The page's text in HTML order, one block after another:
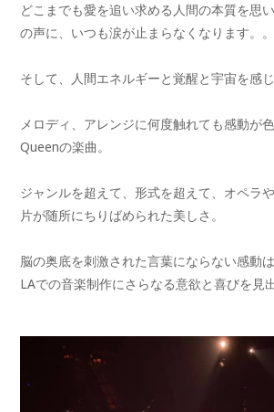
どこまでも愛を追い求める人間の本質を思
の声に、いつも涙が止まらなくなります。。
そして、人間エネルギーと覚醒と宇宙を感じ
メロディ、アレンジに何度触れても感動が
Queenの楽曲。
ジャンルを超えて、形式を超えて、オペラ
片が随所にちりばめられた美しさ。
脳の奥底を刺激された言葉にならない感動
LAでの音楽制作にさらなる意欲と喜びを見